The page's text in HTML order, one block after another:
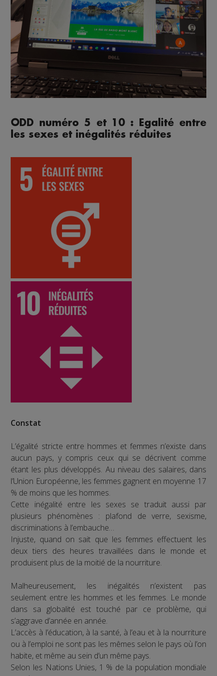
ODD numéro 5 et 10 : Egalité entre
les sexes et inégalités réduites
Constat
L’égalité stricte entre hommes et femmes n’existe dans
aucun pays, y compris ceux qui se décrivent comme
étant les plus développés. Au niveau des salaires, dans
l’Union Européenne, les femmes gagnent en moyenne 17
% de moins que les hommes.
Cette inégalité entre les sexes se traduit aussi par
plusieurs phénomènes : plafond de verre, sexisme,
discriminations à l’embauche…
Injuste, quand on sait que les femmes effectuent les
deux tiers des heures travaillées dans le monde et
produisent plus de la moitié de la nourriture.
Malheureusement, les inégalités n’existent pas
seulement entre les hommes et les femmes. Le monde
dans sa globalité est touché par ce problème, qui
s’aggrave d’année en année.
L’accès à l’éducation, à la santé, à l’eau et à la nourriture
ou à l’emploi ne sont pas les mêmes selon le pays où l’on
habite, et même au sein d’un même pays.
Selon les Nations Unies, 1 % de la population mondiale